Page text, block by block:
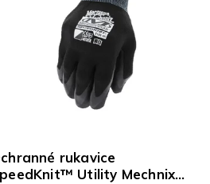
rukavice
Utility Mechnix